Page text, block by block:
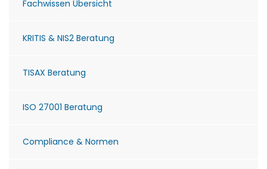
Fachwissen Übersicht
KRITIS & NIS2 Beratung
TISAX Beratung
ISO 27001 Beratung
Compliance & Normen